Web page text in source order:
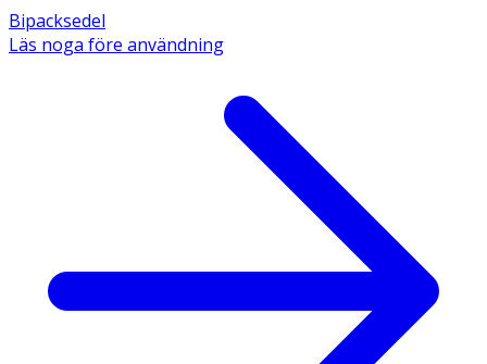
Bipacksedel
Läs noga före användning